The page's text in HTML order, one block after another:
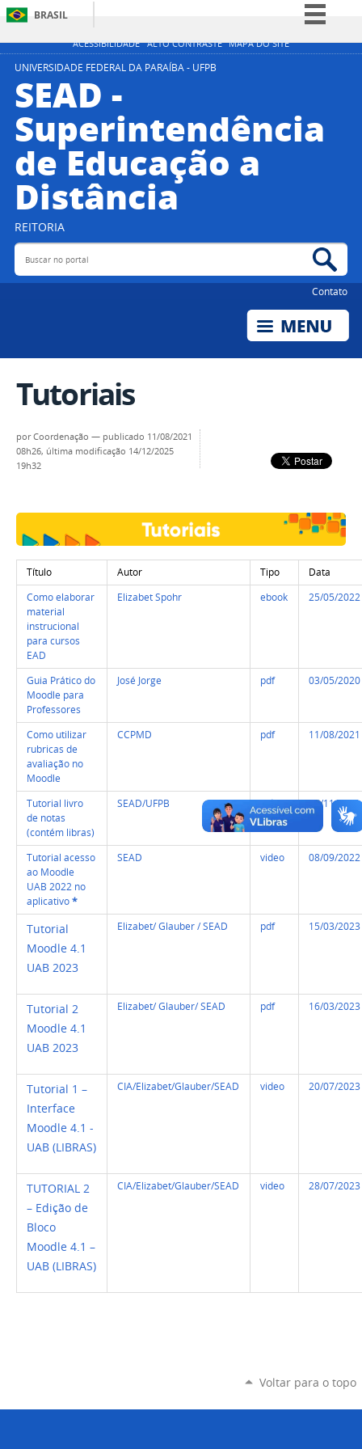
ACESSIBILIDADE ALTO CONTRASTE MAPA DO SITE
BRASIL
Simplifique!
Acesso à informação
Legislação
Canais
UNIVERSIDADE FEDERAL DA PARAÍBA - UFPB
SEAD -
Superintendência
de Educação a
Distância
REITORIA
Buscar no portal
Contato
Tutoriais
porCoordenação — publicado 11/08/2021
08h26, última modificação 14/12/2025
19h32
Título Autor Tipo
Data
Como elaborar
material
instrucional
para cursos
EAD
Elizabet Spohr ebook 25/05/2022
Guia Prático do
Moodle para
Professores
José Jorge pdf 03/05/2020
Como utilizar
rubricas de
avaliação no
Moodle
CCPMD pdf 11/08/2021
Tutorial livro
de notas
(contém libras)
SEAD/UFPB video 17/11/2021
Tutorial acesso
ao Moodle
UAB 2022 no
aplicativo *
SEAD video 08/09/2022
Tutorial
Moodle 4.1
UAB 2023
Elizabet/ Glauber / SEAD pdf 15/03/2023
Tutorial 2
Moodle 4.1
UAB 2023
Elizabet/ Glauber/ SEAD pdf 16/03/2023
Tutorial 1 –
Interface
Moodle 4.1 -
UAB (LIBRAS)
CIA/Elizabet/Glauber/SEAD video 20/07/2023
TUTORIAL 2
– Edição de
Bloco
Moodle 4.1 –
UAB (LIBRAS)
CIA/Elizabet/Glauber/SEAD video 28/07/2023
Voltar para o topo